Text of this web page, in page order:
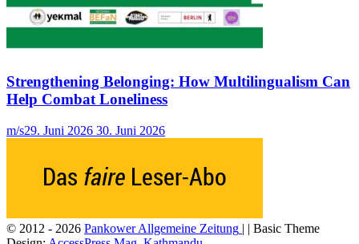
Strengthening Belonging: How Multilingualism Can
Help Combat Loneliness
m/s29. Juni 2026 30. Juni 2026
© 2012 - 2026 Pankower Allgemeine Zeitung | | Basic Theme